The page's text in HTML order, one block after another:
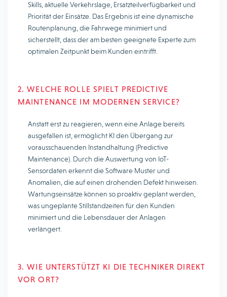
Skills, aktuelle Verkehrslage, Ersatzteilverfügbarkeit und
Priorität der Einsätze. Das Ergebnis ist eine dynamische
Routenplanung, die Fahrwege minimiert und
sicherstellt, dass der am besten geeignete Experte zum
optimalen Zeitpunkt beim Kunden eintrifft.
2. WELCHE ROLLE SPIELT PREDICTIVE
MAINTENANCE IM MODERNEN SERVICE?
Anstatt erst zu reagieren, wenn eine Anlage bereits
ausgefallen ist, ermöglicht KI den Übergang zur
vorausschauenden Instandhaltung (Predictive
Maintenance). Durch die Auswertung von IoT-
Sensordaten erkennt die Software Muster und
Anomalien, die auf einen drohenden Defekt hinweisen.
Wartungseinsätze können so proaktiv geplant werden,
was ungeplante Stillstandzeiten für den Kunden
minimiert und die Lebensdauer der Anlagen
verlängert.
3. WIE UNTERSTÜTZT KI DIE TECHNIKER DIREKT
VOR ORT?